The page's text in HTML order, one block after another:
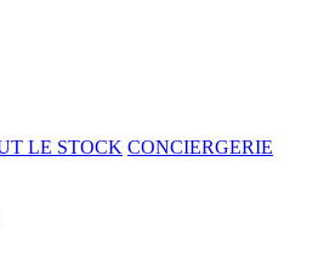
LE STOCK CONCIERGERIE